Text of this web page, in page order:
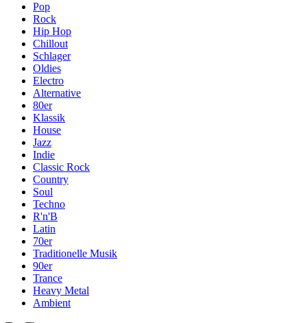
Pop
Rock
Hip Hop
Chillout
Schlager
Oldies
Electro
Alternative
80er
Klassik
House
Jazz
Indie
Classic Rock
Country
Soul
Techno
R'n'B
Latin
70er
Traditionelle Musik
90er
Trance
Heavy Metal
Ambient